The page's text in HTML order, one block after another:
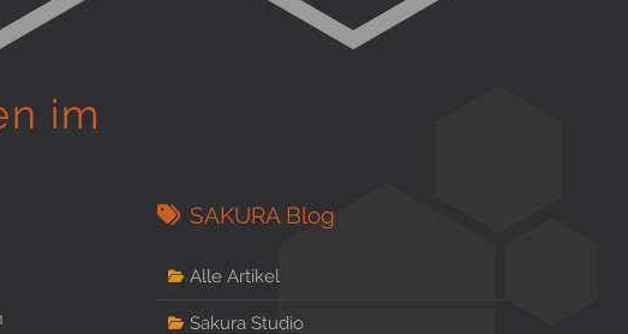
im
SAKURA Blog
Alle Artikel
Sakura Studio